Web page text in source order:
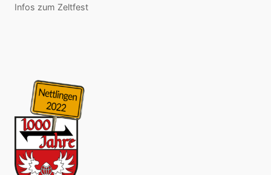
Infos zum Zeltfest